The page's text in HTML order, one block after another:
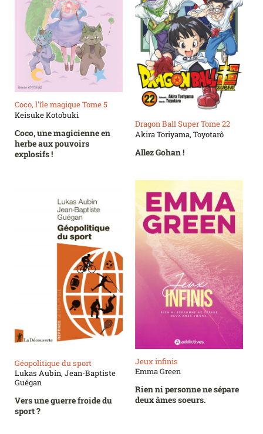
Coco, l'île magique Tome 5
Keisuke Kotobuki
Coco, une magicienne en
herbe aux pouvoirs
explosifs !
Dragon Ball Super Tome 22
Akira Toriyama, Toyotarô
Allez Gohan !
Géopolitique du sport
Lukas Aubin, Jean-Baptiste
Guégan
Vers une guerre froide du
sport ?
Jeux infinis
Emma Green
Rien ni personne ne sépare
deux âmes soeurs.